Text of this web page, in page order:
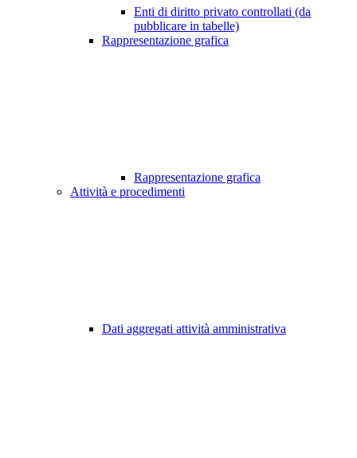
Enti di diritto privato controllati (da
pubblicare in tabelle)
Rappresentazione grafica
Rappresentazione grafica
Attività e procedimenti
Dati aggregati attività amministrativa